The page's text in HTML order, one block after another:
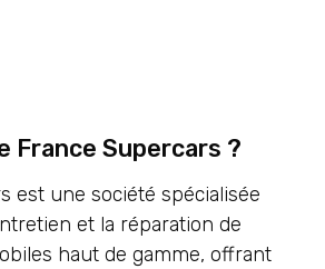
France Supercars ?
est une société spécialisée
et la réparation de
haut de gamme, offrant